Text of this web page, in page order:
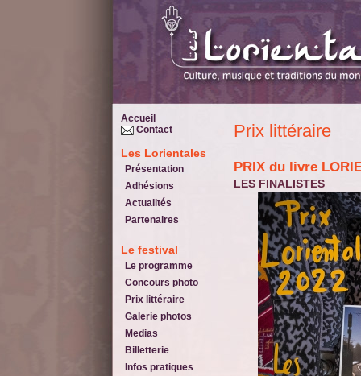
Accueil
Contact
Les Lorientales
Présentation
Adhésions
Actualités
Partenaires
Le festival
Le programme
Concours photo
Prix littéraire
Galerie photos
Medias
Billetterie
Infos pratiques
Prix littéraire
PRIX du livre
LES FINALISTES